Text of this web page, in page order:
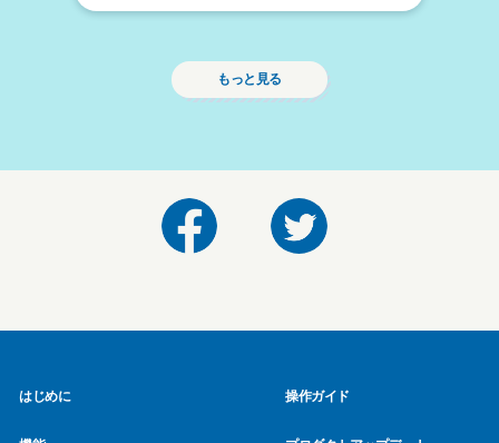
もっと見る
はじめに 操作ガイド